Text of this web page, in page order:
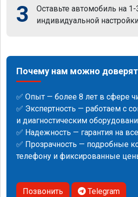
3
Оставьте автомобиль на 1-
индивидуальной
Почему нам можно
✅ Опыт — более 8 лет в сфере
✅ Экспертность — работаем с
и диагностическим
✅ Надежность — гарантия на
✅ Прозрачность — подробные
телефону и фиксированные
Позвонить Telegram